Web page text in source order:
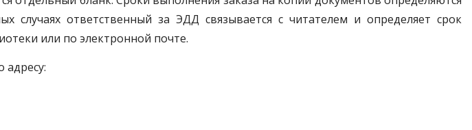
ответственный за ЭДД связывается с читателем и определяет срок
или по электронной почте.